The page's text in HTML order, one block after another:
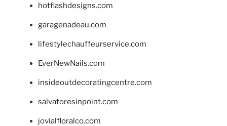
hotflashdesigns.com
garagenadeau.com
lifestylechauffeurservice.com
EverNewNails.com
insideoutdecoratingcentre.com
salvatoresinpoint.com
jovialfloralco.com